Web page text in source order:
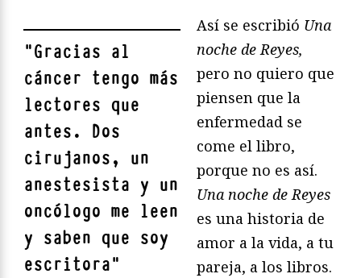
"Gracias al
cáncer tengo más
lectores que
antes. Dos
cirujanos, un
anestesista y un
oncólogo me leen
y saben que soy
escritora"
Así se escribió Una
noche de Reyes,
pero no quiero que
piensen que la
enfermedad se
come el libro,
porque no es así.
Una noche de Reyes
es una historia de
amor a la vida, a tu
pareja, a los libros.